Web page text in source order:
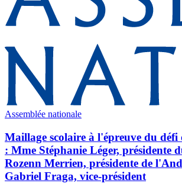
Assemblée nationale
Maillage scolaire à l'épreuve du
: Mme Stéphanie Léger, présidente
Rozenn Merrien, présidente de
Gabriel Fraga, vice-président